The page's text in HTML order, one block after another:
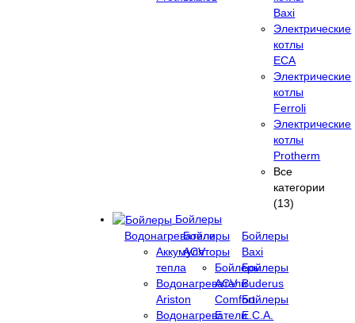
Baxi
Электрические
котлы
ECA
Электрические
котлы
Ferroli
Электрические
котлы
Protherm
Все
категории
(13)
Бойлеры
Водонагреватели
Аккумуляторы
тепла
Водонагреватели
Ariston
Водонагреватели
Бойлеры
ACV
Бойлеры
ACV
Comfort
E
Бойлеры
Baxi
Бойлеры
Buderus
Бойлеры
E.C.A.